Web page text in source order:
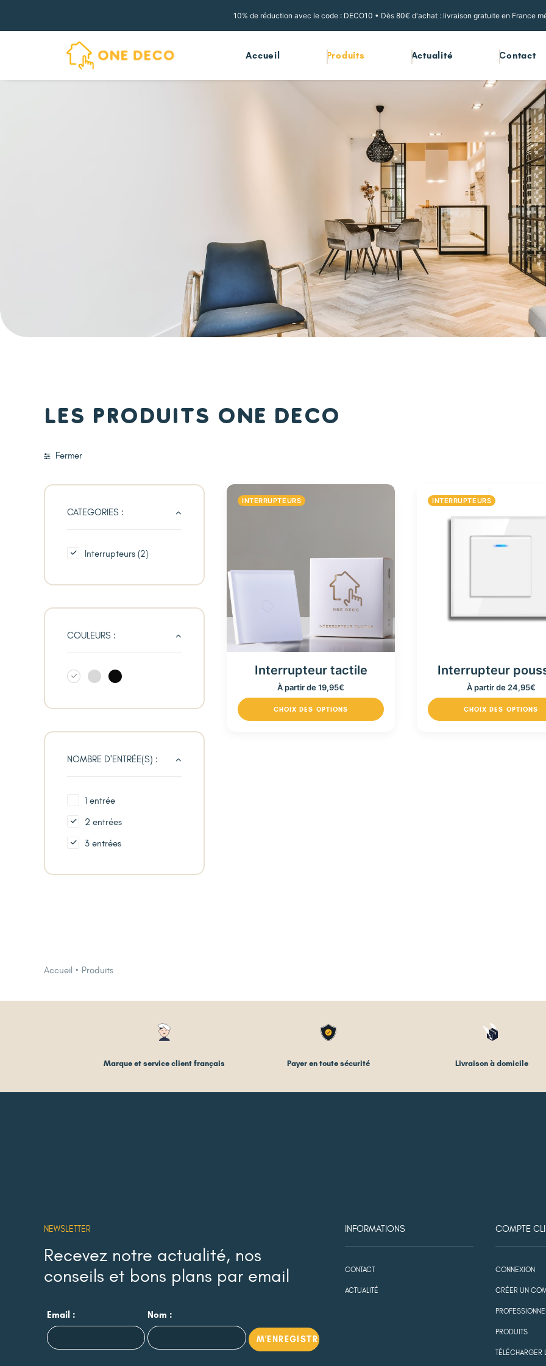
10% de réduction avec le code : DECO10 • Dès 80€ d'achat : livraison gratuite en France
Accueil Produits Actualité Contact
Les produits One Deco
Fermer
CATEGORIES :
Interrupteurs (2)
COULEURS :
NOMBRE D'ENTRÉE(S) :
1 entrée
2 entrées
3 entrées
INTERRUPTEURS
Interrupteur tactile
À partir de19,95€
CHOIX DES OPTIONS
INTERRUPTEURS
Interrupteur
À partir de 24,95€
CHOIX DES OPTIONS
Accueil Produits
Marque et service client français Payer en toute sécurité Livraison à domicile
NEWSLETTER
Recevez notre actualité, nos
conseils et bons plans par email
Email : Nom :
INFORMATIONS
CONTACT
ACTUALITÉ
COMPTE
CONNEXION
CRÉER UN
PRODUITS
TÉLÉCHARGER